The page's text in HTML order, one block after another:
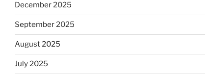
December 2025
September 2025
August 2025
July 2025